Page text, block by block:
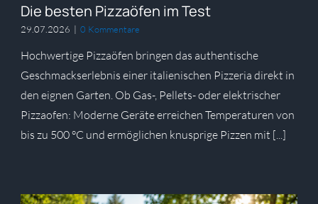
Die besten Pizzaöfen im Test
29.07.2026 | 0 Kommentare
Hochwertige Pizzaöfen bringen das authentische
Geschmackserlebnis einer italienischen Pizzeria direkt in
den eignen Garten. Ob Gas-, Pellets- oder elektrischer
Pizzaofen: Moderne Geräte erreichen Temperaturen von
bis zu 500 °C und ermöglichen knusprige Pizzen mit [...]